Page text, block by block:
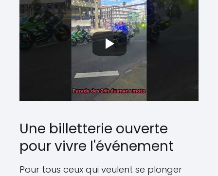
Une billetterie ouverte
pour vivre l'événement
Pour tous ceux qui veulent se plonger